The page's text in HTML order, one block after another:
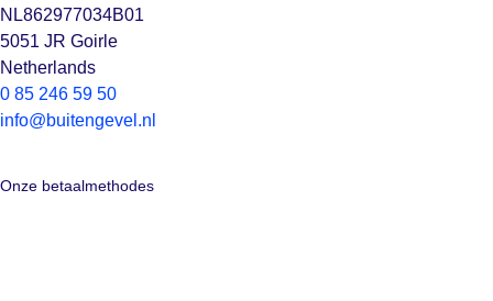
NL862977034B01
5051 JR Goirle
Netherlands
0 85 246 59 50
info@buitengevel.nl
Onze betaalmethodes